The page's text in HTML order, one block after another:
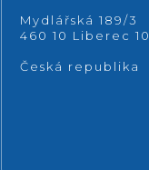
Mydlářská 189/3
460 10 Liberec 10
Česká republika